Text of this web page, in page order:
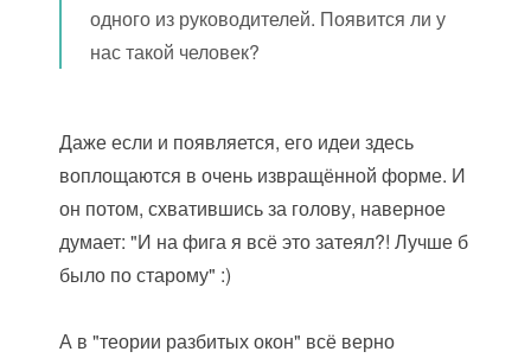
одного из руководителей. Появится ли у
нас такой человек?
Даже если и появляется, его идеи здесь
воплощаются в очень извращённой форме. И
он потом, схватившись за голову, наверное
думает: "И на фига я всё это затеял?! Лучше б
было по старому" :)
А в "теории разбитых окон" всё верно